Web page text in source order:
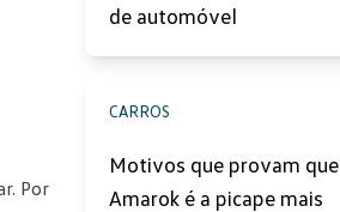
Por
de automóvel
CARROS
Motivos que provam que
Amarok é a picape mais